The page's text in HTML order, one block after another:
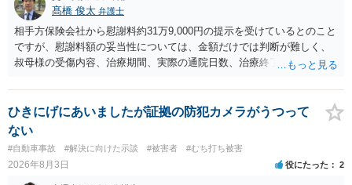
髙橋 俊太 弁護士
相手方保険会社から慰謝料約31万9,000円の提示を受けているとのこと
ですが、慰謝料額の妥当性については、金額だけでは判断が難しく、
叔母様の受傷内容、治療期間、実際の通院日数、治療終了の経緯、後
確認する必要があります。保険会社から提示される慰謝料額について
は、弁護士が介入することにより増額を検討できる場合がありますの
で、以下の資料・情報を準備した上で、弁護士に個別に相談すること
をお勧めいたします。 ・相手方保険会社から届いている示談金額の提
示書類 ・叔母様の診断名、けがの内容 ・治療開始日及び治療終了日
・入院の有無、通院回数 ・現在も症状が残っているか ・叔母様ご本人
ひきにげにあいましたが証拠の防犯カメラがうつって
ない
#自動車事故 #解決に向けた示談 #被害者 #むち打ち被害
2026年8月3日 役にたった 2